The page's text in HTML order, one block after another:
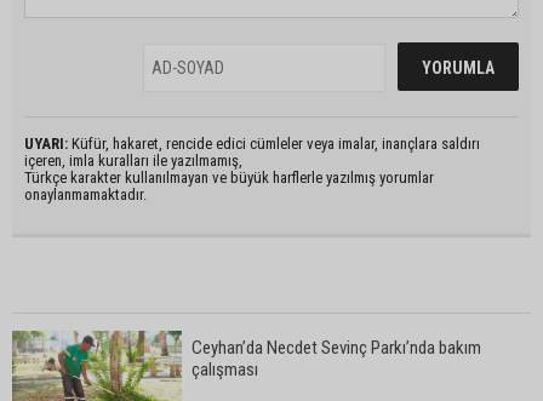
UYARI: Küfür, hakaret, rencide edici cümleler veya imalar, inançlara saldırı
içeren, imla kuralları ile yazılmamış,
Türkçe karakter kullanılmayan ve büyük harflerle yazılmış yorumlar
onaylanmamaktadır.
Ceyhan’da Necdet Sevinç Parkı’nda bakım
çalışması